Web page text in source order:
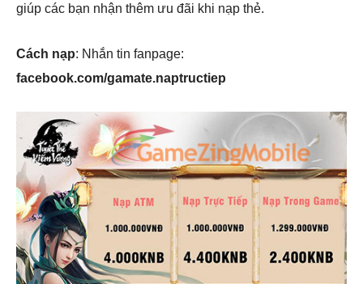
giúp các bạn nhận thêm ưu đãi khi nạp thẻ.
Cách nạp: Nhắn tin fanpage:
facebook.com/gamate.naptructiep